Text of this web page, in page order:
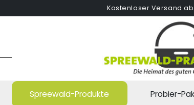
Kostenloser Versand
Spreewald-Produkte Probier-